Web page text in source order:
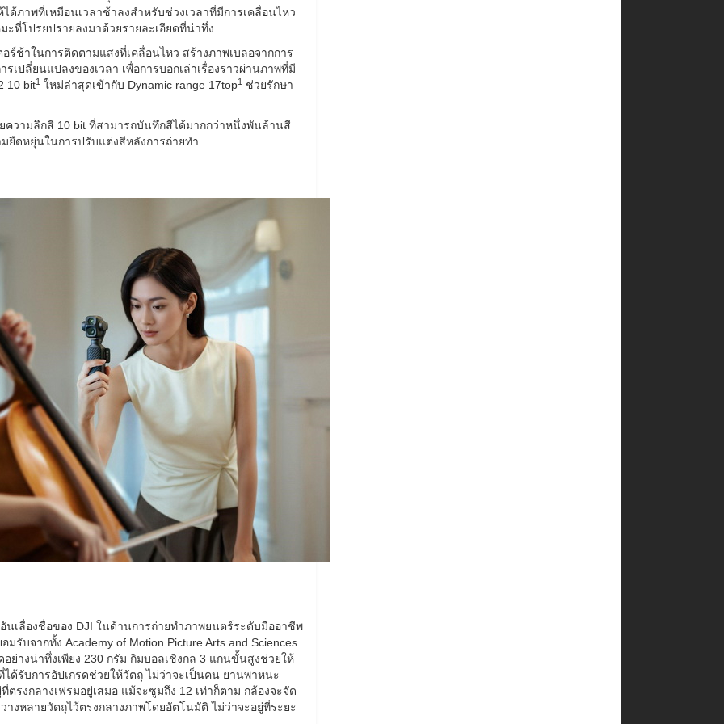
ด้ภาพที่เหมือนเวลาช้าลงสำหรับช่วงเวลาที่มีการเคลื่อนไหว
ที่โปรยปรายลงมาด้วยรายละเอียดที่น่าทึ่ง
ร์ช้าในการติดตามแสงที่เคลื่อนไหว สร้างภาพเบลอจากการ
เปลี่ยนแปลงของเวลา เพื่อการบอกเล่าเรื่องราวผ่านภาพที่มี
10 bit1 ใหม่ล่าสุดเข้ากับ Dynamic range 17top1 ช่วยรักษา
ความลึกสี 10 bit ที่สามารถบันทึกสีได้มากกว่าหนึ่งพันล้านสี
ยืดหยุ่นในการปรับแต่งสีหลังการถ่ายทำ
เลื่องชื่อของ DJI ในด้านการถ่ายทำภาพยนตร์ระดับมืออาชีพ
รับจากทั้ง Academy of Motion Picture Arts and Sciences
อย่างน่าทึ่งเพียง 230 กรัม กิมบอลเชิงกล 3 แกนขั้นสูงช่วยให้
ด้รับการอัปเกรดช่วยให้วัตถุ ไม่ว่าจะเป็นคน ยานพาหนะ
ตรงกลางเฟรมอยู่เสมอ แม้จะซูมถึง 12 เท่าก็ตาม กล้องจะจัด
งหลายวัตถุไว้ตรงกลางภาพโดยอัตโนมัติ ไม่ว่าจะอยู่ที่ระยะ